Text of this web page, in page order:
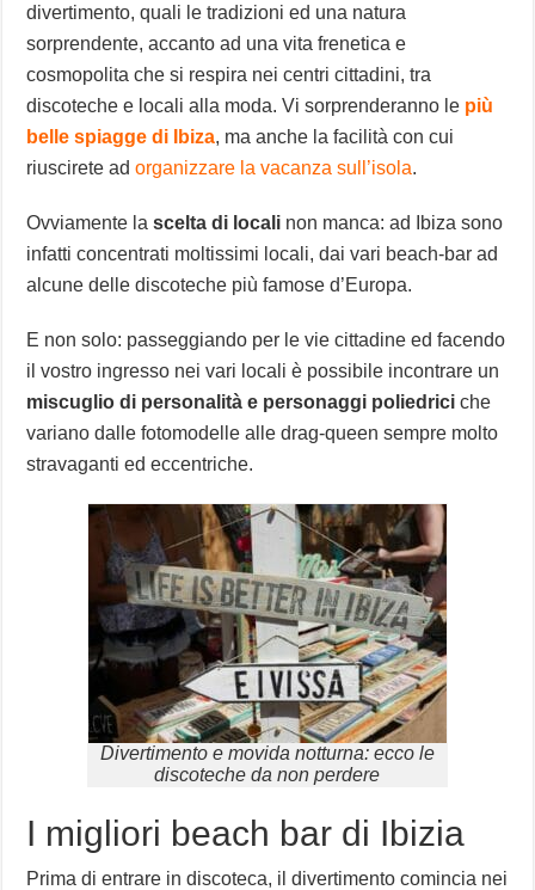
divertimento, quali le tradizioni ed una natura
sorprendente, accanto ad una vita frenetica e
cosmopolita che si respira nei centri cittadini, tra
discoteche e locali alla moda. Vi sorprenderanno le più
belle spiagge di Ibiza, ma anche la facilità con cui
riuscirete adorganizzare la vacanza sull’isola.
Ovviamente lascelta di locali non manca: ad Ibiza sono
infatti concentrati moltissimi locali, dai vari beach-bar ad
alcune delle discoteche più famose d’Europa.
E non solo: passeggiando per le vie cittadine ed facendo
il vostro ingresso nei vari locali è possibile incontrare un
miscuglio di personalità e personaggi poliedrici che
variano dalle fotomodelle alle drag-queen sempre molto
stravaganti ed eccentriche.
Divertimento e movida notturna: ecco le
discoteche da non perdere
I migliori beach bar di Ibizia
Prima di entrare in discoteca, il divertimento comincia nei